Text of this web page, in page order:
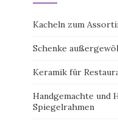
Kacheln zum
Schenke
Keramik für
Handgemachte und
Spiegelrahmen